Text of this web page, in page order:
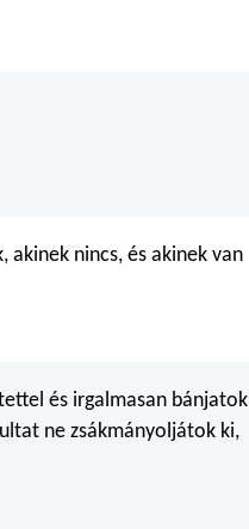
akinek nincs, és akinek van
és irgalmasan bánjatok
ne zsákmányoljátok ki,